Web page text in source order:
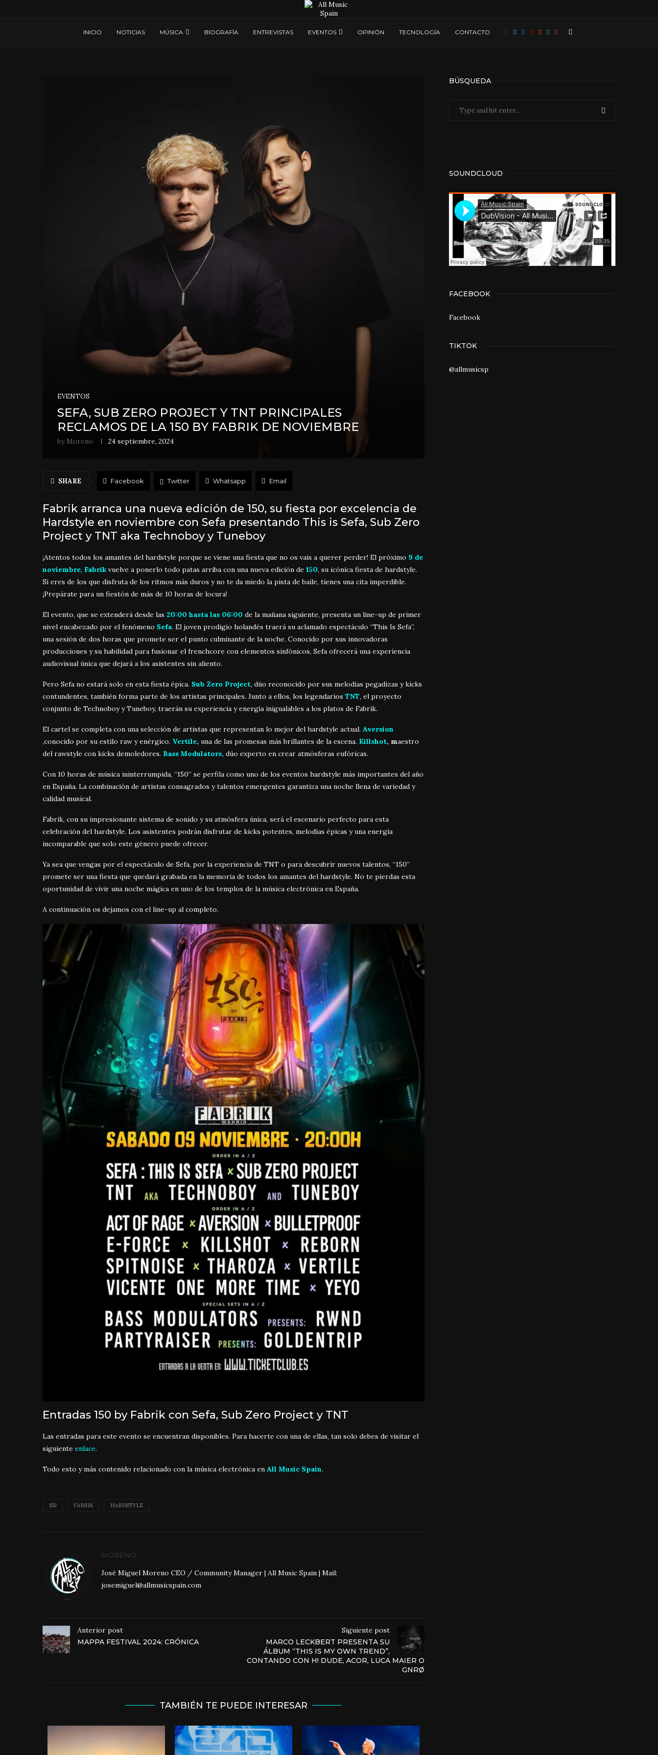
INICIO NOTICIAS MÚSICA BIOGRAFÍA ENTREVISTAS EVENTOS OPINIÓN TECNOLOGÍA CONTACTO
EVENTOS
SEFA, SUB ZERO PROJECT Y TNT PRINCIPALES
RECLAMOS DE LA 150 BY FABRIK DE NOVIEMBRE
by Moreno 24 septiembre, 2024
SHARE Facebook Twitter Whatsapp Email
Fabrik arranca una nueva edición de 150, su fiesta por excelencia de
Hardstyle en noviembre con Sefa presentando This is Sefa, Sub Zero
Project y TNT aka Technoboy y Tuneboy
¡Atentos todos los amantes del hardstyle porque se viene una fiesta que no os vais a querer perder! El próximo 9 de
noviembre, Fabrik vuelve a ponerlo todo patas arriba con una nueva edición de 150, su icónica fiesta de hardstyle.
Si eres de los que disfruta de los ritmos más duros y no te da miedo la pista de baile, tienes una cita imperdible.
¡Prepárate para un fiestón de más de 10 horas de locura!
El evento, que se extenderá desde las 20:00 hasta las 06:00 de la mañana siguiente, presenta un line-up de primer
nivel encabezado por el fenómeno Sefa. El joven prodigio holandés traerá su aclamado espectáculo “This Is Sefa”,
una sesión de dos horas que promete ser el punto culminante de la noche. Conocido por sus innovadoras
producciones y su habilidad para fusionar el frenchcore con elementos sinfónicos, Sefa ofrecerá una experiencia
audiovisual única que dejará a los asistentes sin aliento.
Pero Sefa no estará solo en esta fiesta épica. Sub Zero Project, dúo reconocido por sus melodías pegadizas y kicks
contundentes, también forma parte de los artistas principales. Junto a ellos, los legendarios TNT, el proyecto
conjunto de Technoboy y Tuneboy, traerán su experiencia y energía inigualables a los platos de Fabrik.
El cartel se completa con una selección de artistas que representan lo mejor del hardstyle actual. Aversion
,conocido por su estilo raw y enérgico. Vertile, una de las promesas más brillantes de la escena. Killshot, maestro
del rawstyle con kicks demoledores. Bass Modulators, dúo experto en crear atmósferas eufóricas.
Con 10 horas de música ininterrumpida, “150” se perfila como uno de los eventos hardstyle más importantes del año
en España. La combinación de artistas consagrados y talentos emergentes garantiza una noche llena de variedad y
calidad musical.
Fabrik, con su impresionante sistema de sonido y su atmósfera única, será el escenario perfecto para esta
celebración del hardstyle. Los asistentes podrán disfrutar de kicks potentes, melodías épicas y una energía
incomparable que solo este género puede ofrecer.
Ya sea que vengas por el espectáculo de Sefa, por la experiencia de TNT o para descubrir nuevos talentos, “150”
promete ser una fiesta que quedará grabada en la memoria de todos los amantes del hardstyle. No te pierdas esta
oportunidad de vivir una noche mágica en uno de los templos de la música electrónica en España.
A continuación os dejamos con el line-up al completo.
Entradas 150 by Fabrik con Sefa, Sub Zero Project y TNT
Las entradas para este evento se encuentran disponibles. Para hacerte con una de ellas, tan solo debes de visitar el
siguiente enlace.
Todo esto y más contenido relacionado con la música electrónica en All Music Spain.
150 FABRIK HARDSTYLE
MORENO
José Miguel Moreno CEO / Community Manager | All Music Spain | Mail:
josemiguel@allmusicspain.com
Anterior post
MAPPA FESTIVAL 2024: CRÓNICA
Siguiente post
MARCO LECKBERT PRESENTA SU
ÁLBUM “THIS IS MY OWN TREND”,
CONTANDO CON H! DUDE, ACOR, LUCA MAIER O
GNRØ
TAMBIÉN TE PUEDE INTERESAR
BÚSQUEDA
SOUNDCLOUD
FACEBOOK
Facebook
TIKTOK
@allmusicsp